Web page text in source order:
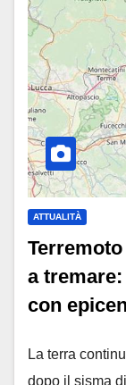
ATTUALITÀ
a
con
La terra
dopo il sisma